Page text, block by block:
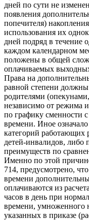
дней по сути не
появления
попечителя)
использования их
дней подряд в течение
каждом календарном
положены в общей
оплачиваемых
Права на
равной степени
родителями
независимо от режима
по графику сменности
времени. Иное
категорий работающих
детей-инвалидов, либо
преимуществ по
Именно по этой
714, предусмотрено,
времени
оплачиваются из
часов в день при
времени, умноженного
указанных в приказе